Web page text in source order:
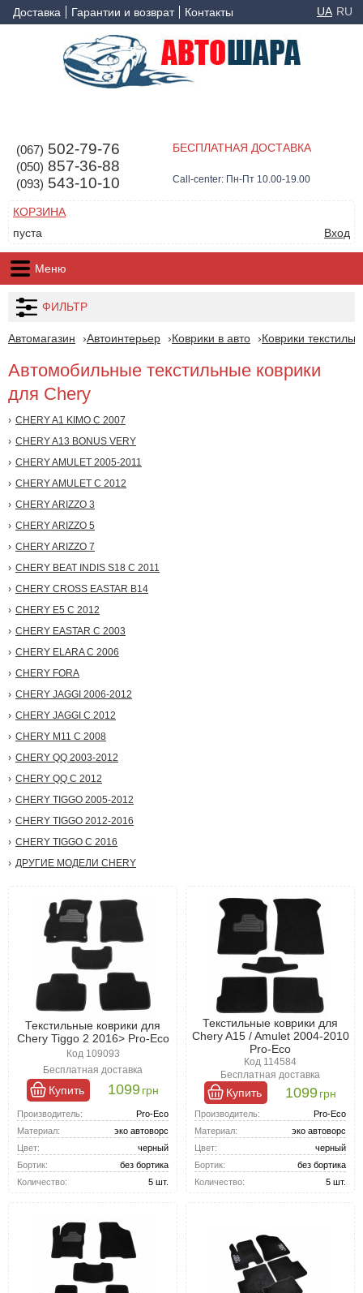
Доставка Гарантии и возврат Контакты UA RU
(067) 502-79-76
(050) 857-36-88
(093) 543-10-10
БЕСПЛАТНАЯ ДОСТАВКА
Call-center: Пн-Пт 10.00-19.00
КОРЗИНА
пуста
Вход
Меню
ФИЛЬТР
Автомагазин Автоинтерьер Коврики в авто Коврики
Автомобильные текстильные коврики
для Chery
CHERY A1 KIMO С 2007
CHERY A13 BONUS VERY
CHERY AMULET 2005-2011
CHERY AMULET С 2012
CHERY ARIZZO 3
CHERY ARIZZO 5
CHERY ARIZZO 7
CHERY BEAT INDIS S18 С 2011
CHERY CROSS EASTAR B14
CHERY E5 С 2012
CHERY EASTAR С 2003
CHERY ELARA С 2006
CHERY FORA
CHERY JAGGI 2006-2012
CHERY JAGGI С 2012
CHERY M11 С 2008
CHERY QQ 2003-2012
CHERY QQ С 2012
CHERY TIGGO 2005-2012
CHERY TIGGO 2012-2016
CHERY TIGGO С 2016
ДРУГИЕ МОДЕЛИ CHERY
Текстильные коврики для
Chery Tiggo 2 2016> Pro-Eco
Код 109093
Бесплатная доставка
Купить 1099грн
Производитель:
Pro-Eco
Материал:
эко автоворс
Цвет:
черный
Бортик:
без бортика
Количество:
5 шт.
Текстильные коврики для
Chery A15 / Amulet 2004-2010
Pro-Eco
Код 114584
Бесплатная доставка
Купить 1099грн
Производитель:
Pro-Eco
Материал:
эко автоворс
Цвет:
черный
Бортик:
без бортика
Количество:
5 шт.